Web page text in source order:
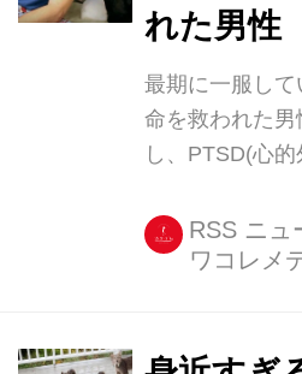
れた男性
最期に一服し
命を救われた
し、PTSD(心
がいる。 その
匹の猫だった
自ら命を絶つ
RSS ニュ
ワコレメ